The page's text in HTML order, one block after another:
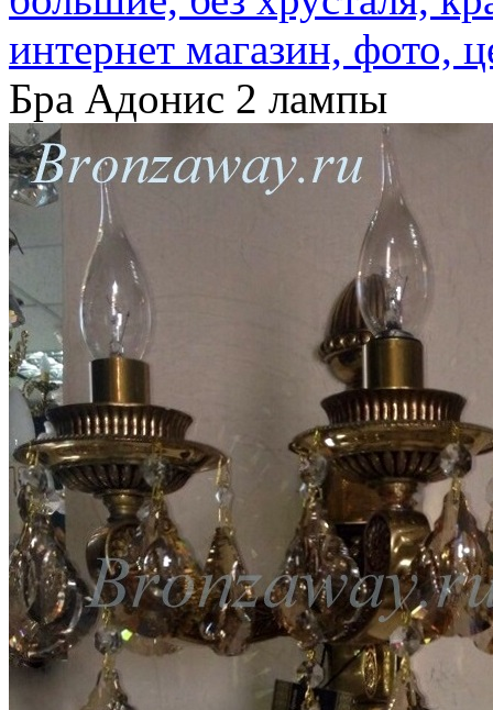
Бра Адонис 2 лампы